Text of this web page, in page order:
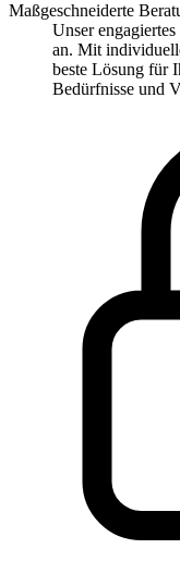
Maßgeschneiderte
Unser
an. Mit
beste Lösung für
Bedürfnisse und